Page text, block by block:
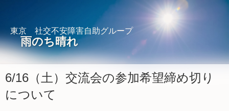
東京 社交不安障害自助グループ
雨のち晴れ
6/16（土）交流会の参加希望締め切り
について